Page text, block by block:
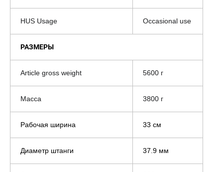
HUS Usage Occasional use
РАЗМЕРЫ
Article gross weight 5600 г
Масса 3800 г
Рабочая ширина 33 см
Диаметр штанги 37.9 мм